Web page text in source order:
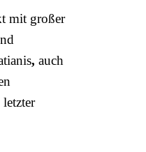
mit großer
, auch